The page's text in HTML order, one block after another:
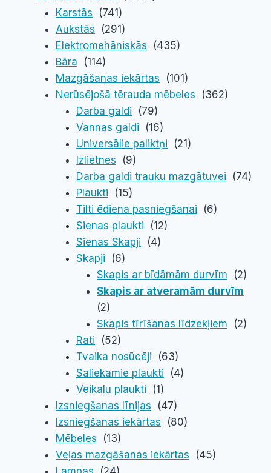
the
Karstās
(741)
Aukstās
(291)
Elektromehāniskās
(435)
Bāra
(114)
Mazgāšanas iekārtas
(101)
Nerūsējošā tērauda mēbeles
(362)
Darba galdi
(79)
Vannas galdi
(16)
Universālie paliktņi
(21)
Izlietnes
(9)
Darba galdi trauku mazgātuvei
(74)
Plaukti
(15)
Tilti ēdiena pasniegšanai
(6)
Sienas plaukti
(12)
Sienas Skapji
(4)
Skapji
(6)
Skapis ar bīdāmām durvīm
(2)
Skapis ar atveramām durvīm
(2)
Skapis tīrīšanas līdzekļiem
(2)
Rati
(52)
Tvaika nosūcēji
(63)
Saliekamie plaukti
(4)
Veikalu plaukti
(1)
Izsniegšanas līnijas
(47)
Izsniegšanas iekārtas
(80)
Mēbeles
(13)
Veļas mazgāšanas iekārtas
(45)